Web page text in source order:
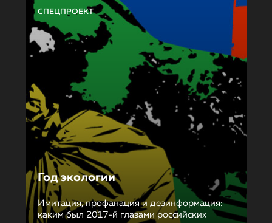
СПЕЦПРОЕКТ
Год экологии
Имитация, профанация и дезинформация:
каким был 2017-й глазами российских